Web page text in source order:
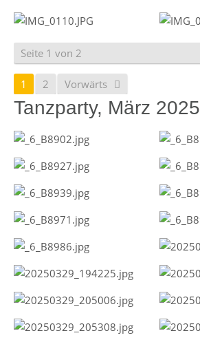
Seite 1 von 2
1 2 Vorwärts
Tanzparty, März 2025